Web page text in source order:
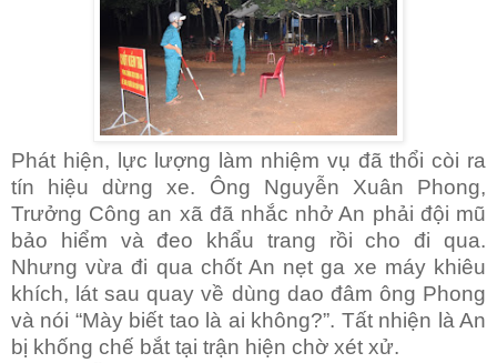
Phát hiện, lực lượng làm nhiệm vụ đã thổi còi ra
tín hiệu dừng xe. Ông Nguyễn Xuân Phong,
Trưởng Công an xã đã nhắc nhở An phải đội mũ
bảo hiểm và đeo khẩu trang rồi cho đi qua.
Nhưng vừa đi qua chốt An nẹt ga xe máy khiêu
khích, lát sau quay về dùng dao đâm ông Phong
và nói “Mày biết tao là ai không?”. Tất nhiện là An
bị khống chế bắt tại trận hiện chờ xét xử.